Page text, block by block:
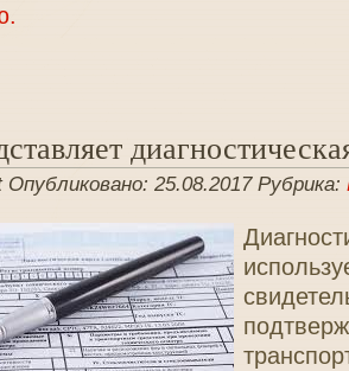
25.08.2017 Рубрика: